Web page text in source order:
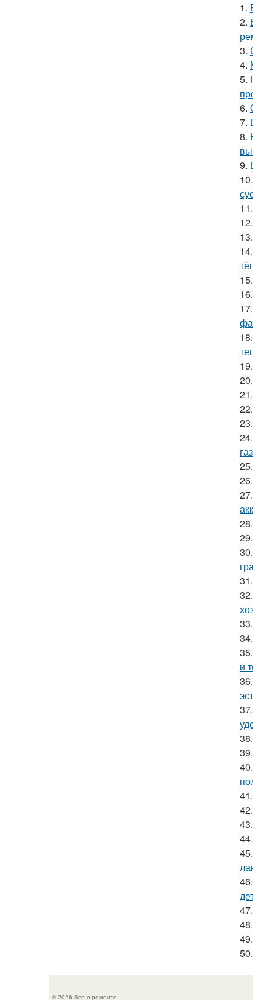
1.
2.
3.
4.
5.
6.
7.
8.
9.
10.
11.
12.
13.
14.
15.
16.
17.
18.
19.
20.
21.
22.
23.
24.
25.
26.
27.
28.
29.
30.
31.
32.
33.
34.
35.
и
36.
37.
38.
39.
40.
41.
42.
43.
44.
45.
46.
47.
48.
49.
50.
© 2026 Все о ремонте